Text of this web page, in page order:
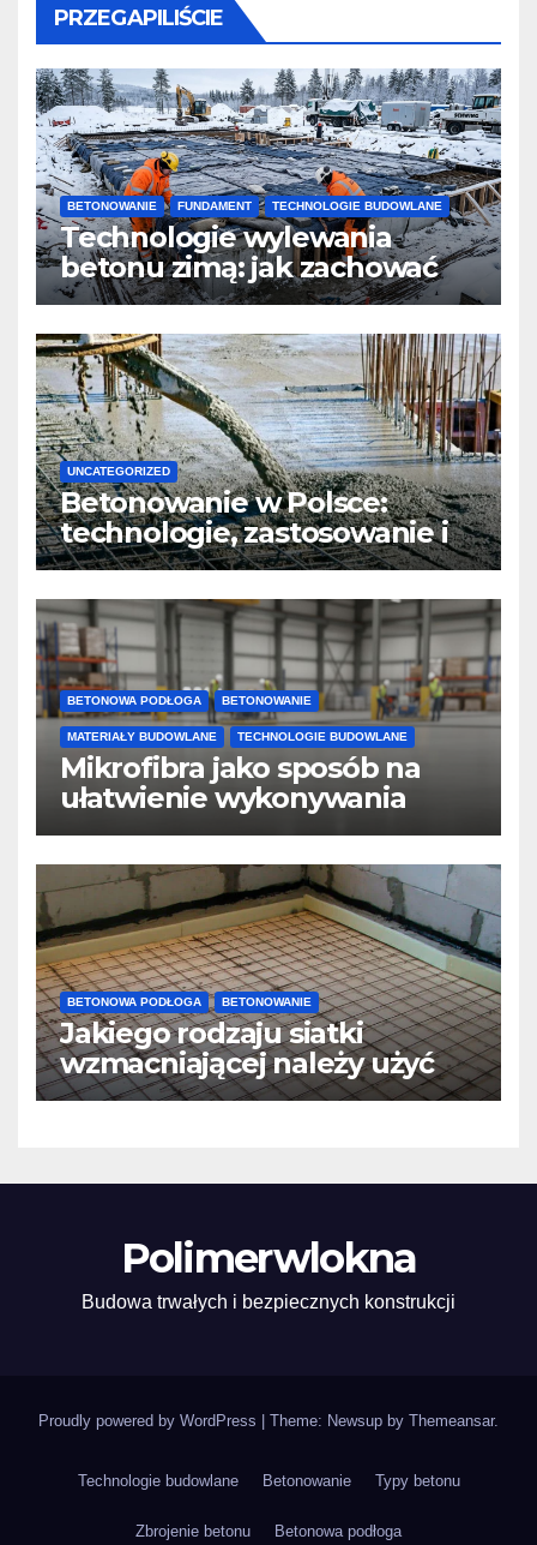
PRZEGAPILIŚCIE
BETONOWANIE FUNDAMENT TECHNOLOGIE BUDOWLANE
Technologie wylewania
betonu zimą: jak zachować
jakość i przyspieszyć
twardnienie
UNCATEGORIZED
Betonowanie w Polsce:
technologie, zastosowanie i
design
BETONOWA PODŁOGA BETONOWANIE
MATERIAŁY BUDOWLANE TECHNOLOGIE BUDOWLANE
Mikrofibra jako sposób na
ułatwienie wykonywania
posadzek betonowych i
konstrukcji
BETONOWA PODŁOGA BETONOWANIE
Jakiego rodzaju siatki
wzmacniającej należy użyć
do wylewek podłogowych?
Polimerwlokna
Budowa trwałych i bezpiecznych konstrukcji
Proudly powered by WordPress | Theme: Newsup by Themeansar.
Technologie budowlane Betonowanie Typy betonu
Zbrojenie betonu Betonowa podłoga